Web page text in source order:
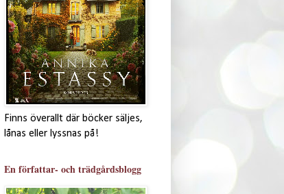
Finns överallt där böcker säljes,
lånas eller lyssnas på!
En författar- och trädgårdsblogg